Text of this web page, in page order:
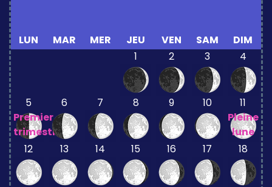
LUN MAR MER JEU VEN SAM
DIM
1
2 3 4
5
Premier
trimestre
6 7 8 9 10
11
Pleine
lune
12
13 14 15 16 17 18